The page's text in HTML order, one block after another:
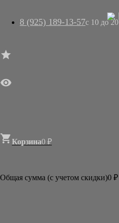

КАРТИНЫ
8 (925) 189-13-57с 10 до 20


Корзина0 ₽
Общая сумма (с учетом скидки)0 ₽